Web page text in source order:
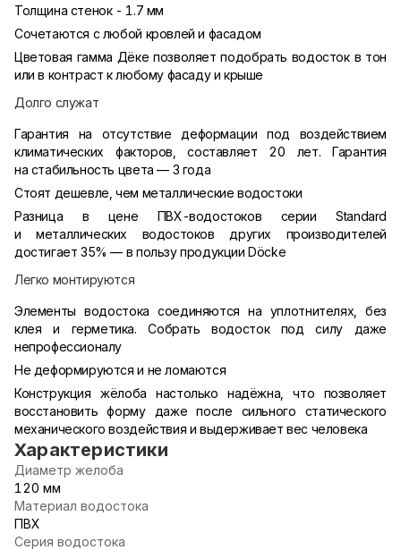
Толщина стенок - 1.7 мм
Сочетаются с любой кровлей и фасадом
Цветовая гамма Дёке позволяет подобрать водосток в тон
или в контраст к любому фасаду и крыше
Долго служат
Гарантия на отсутствие деформации под воздействием
климатических факторов, составляет 20 лет. Гарантия
на стабильность цвета — 3 года
Стоят дешевле, чем металлические водостоки
Разница в цене ПВХ-водостоков серии Standard
и металлических водостоков других производителей
достигает 35% — в пользу продукции Döcke
Легко монтируются
Элементы водостока соединяются на уплотнителях, без
клея и герметика. Собрать водосток под силу даже
непрофессионалу
Не деформируются и не ломаются
Конструкция жёлоба настолько надёжна, что позволяет
восстановить форму даже после сильного статического
механического воздействия и выдерживает вес человека
Характеристики
Диаметр желоба
120 мм
Материал водостока
ПВХ
Серия водостока